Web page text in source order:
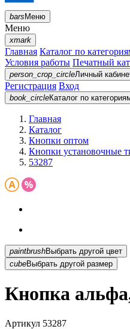
barsМеню
Меню
xmark
Главная Каталог по
Условия работы Печатный
person_crop_circleЛичный
Регистрация Вход
book_circleКаталог по
Главная
Каталог
Кнопки оптом
Кнопки установочные
53287
paintbrush
Выбрать другой цвет
cubeВыбрать другой размер
Кнопка
Артикул 53287